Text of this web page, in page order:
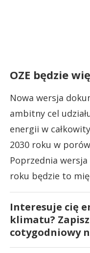
OZE będzie
Nowa wersja
ambitny cel
energii w
2030 roku w
Poprzednia wersja
roku będzie to
Interesuje cię
klimatu?
cotygodniowy